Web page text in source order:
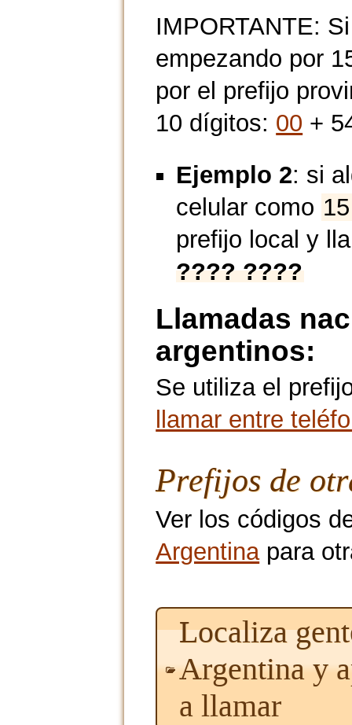
IMPORTANTE:
empezando por
por el prefijo
10 dígitos: 00 +
Ejemplo 2: si
celular como
prefijo local y
???? ????
Llamadas
argentinos:
Se utiliza el
llamar entre
Prefijos de
Ver los códigos
Argentinapara
Localiza
Argentina y
a llamar